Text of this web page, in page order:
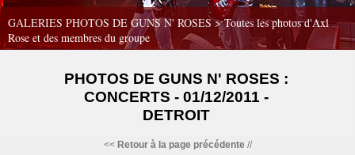
GALERIES PHOTOS DE GUNS N' ROSES >Toutes les photos d'Axl
Rose et des membres du groupe
PHOTOS DE GUNS N' ROSES :
CONCERTS - 01/12/2011 -
DETROIT
<< Retour à la page précédente//